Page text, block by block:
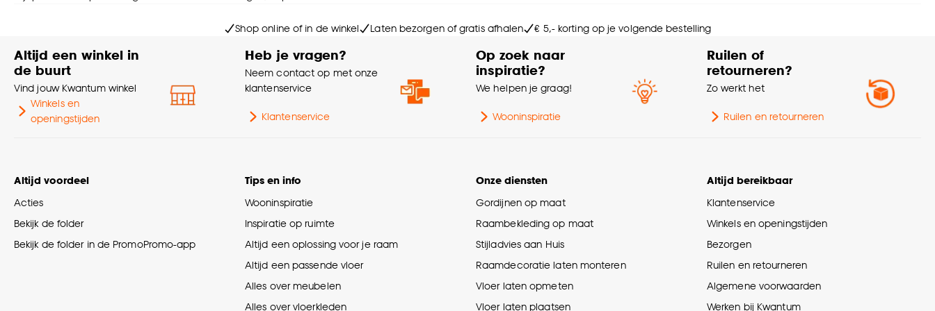
Garantietermijn 24 maanden
1 Stk
Shop online of in de winkel Laten bezorgen of gratis afhalen € 5,- korting op je volgende bestelling
Altijd een winkel in
de buurt
Vind jouw Kwantum winkel
Winkels en
openingstijden
Heb je vragen?
Neem contact op met onze
klantenservice
Klantenservice
Op zoek naar
inspiratie?
We helpen je graag!
Wooninspiratie
Ruilen of
retourneren?
Zo werkt het
Ruilen en retourneren
Altijd voordeel
Acties
Bekijk de folder
Bekijk de folder in de PromoPromo-app
Tips en info
Wooninspiratie
Inspiratie op ruimte
Altijd een oplossing voor je raam
Altijd een passende vloer
Alles over meubelen
Alles over vloerkleden
Onze diensten
Gordijnen op maat
Raambekleding op maat
Stijladvies aan Huis
Raamdecoratie laten monteren
Vloer laten opmeten
Vloer laten plaatsen
Altijd bereikbaar
Klantenservice
Winkels en openingstijden
Bezorgen
Ruilen en retourneren
Algemene voorwaarden
Werken bij Kwantum